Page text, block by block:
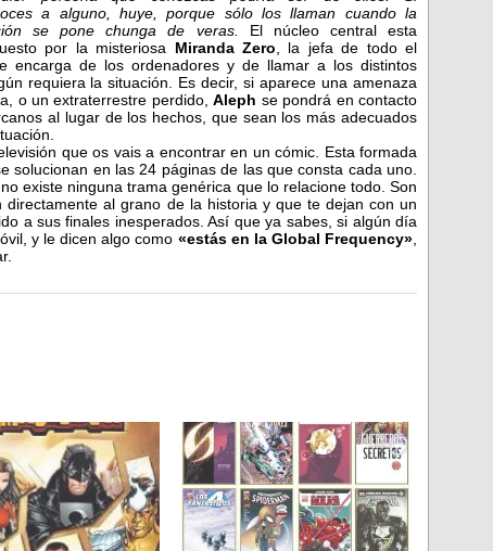
a alguno, huye, porque sólo los llaman cuando la
se pone chunga de veras. El núcleo central esta
por la misteriosa Miranda Zero , la jefa de todo el
encarga de los ordenadores y de llamar a los distintos
requiera la situación. Es decir, si aparece una amenaza
o un extraterrestre perdido,Aleph se pondrá en contacto
al lugar de los hechos, que sean los más adecuados
que os vais a encontrar en un cómic. Esta formada
solucionan en las 24 páginas de las que consta cada uno.
existe ninguna trama genérica que lo relacione todo. Son
al grano de la historia y que te dejan con un
a sus finales inesperados. Así que ya sabes, si algún día
y le dicen algo como «estás en la Global Frequency»